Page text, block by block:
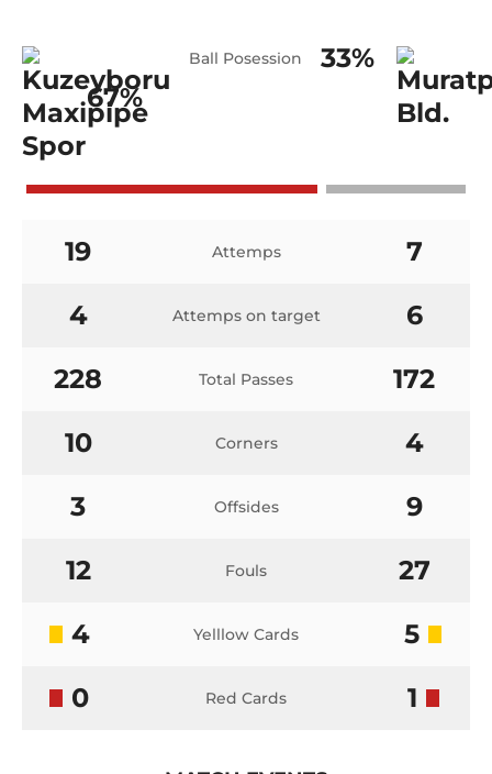
67%
Ball Posession 33%
19 Attemps
7
4
Attemps on target
6
228
Total Passes
172
10
Corners
4
3
Offsides
9
12
Fouls
27
4
Yelllow Cards
5
0
Red Cards 1